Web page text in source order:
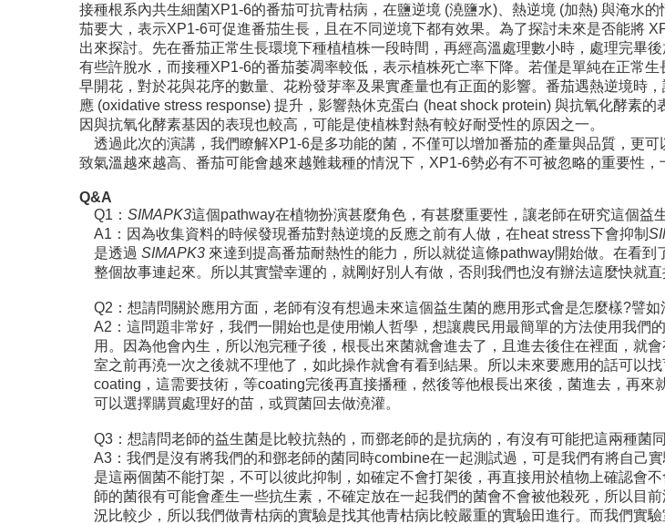
接種根系內共生細菌XP1-6的番茄可抗青枯病，在鹽逆境 (澆鹽水)、熱逆境 (加熱) 與淹水
茄要大，表示XP1-6可促進番茄生長，且在不同逆境下都有效果。為了探討未來是否能將
出來探討。先在番茄正常生長環境下種植植株一段時間，再經高溫處理數小時，處理完畢
有些許脫水，而接種XP1-6的番茄萎凋率較低，表示植株死亡率下降。若僅是單純在正常
早開花，對於花與花序的數量、花粉發芽率及果實產量也有正面的影響。番茄遇熱逆境時
應 (oxidative stress response) 提升，影響熱休克蛋白 (heat shock protein) 與抗氧化酵素的
因與抗氧化酵素基因的表現也較高，可能是使植株對熱有較好耐受性的原因之一。
透過此次的演講，我們瞭解XP1-6是多功能的菌，不僅可以增加番茄的產量與品質，更
致氣溫越來越高、番茄可能會越來越難栽種的情況下，XP1-6勢必有不可被忽略的重要性
Q&A
Q1： SIMAPK3這個pathway在植物扮演甚麼角色，有甚麼重要性，讓老師在研究這個益
A1：因為收集資料的時候發現番茄對熱逆境的反應之前有人做，在heat stress下會抑制
是透過 SIMAPK3 來達到提高番茄耐熱性的能力，所以就從這條pathway開始做。在看
整個故事連起來。所以其實蠻幸運的，就剛好別人有做，否則我們也沒有辦法這麼快就
Q2：想請問關於應用方面，老師有沒有想過未來這個益生菌的應用形式會是怎麼樣?譬如
A2：這問題非常好，我們一開始也是使用懶人哲學，想讓農民用最簡單的方法使用我們
用。因為他會內生，所以泡完種子後，根長出來菌就會進去了，且進去後住在裡面，就
室之前再澆一次之後就不理他了，如此操作就會有看到結果。所以未來要應用的話可以
coating，這需要技術，等coating完後再直接播種，然後等他根長出來後，菌進去，再
可以選擇購買處理好的苗，或買菌回去做澆灌。
Q3：想請問老師的益生菌是比較抗熱的，而鄧老師的是抗病的，有沒有可能把這兩種菌
A3：我們是沒有將我們的和鄧老師的菌同時combine在一起測試過，可是我們有將自己
是這兩個菌不能打架，不可以彼此抑制，如確定不會打架後，再直接用於植物上確認會
師的菌很有可能會產生一些抗生素，不確定放在一起我們的菌會不會被他殺死，所以目
況比較少，所以我們做青枯病的實驗是找其他青枯病比較嚴重的實驗田進行。而我們實